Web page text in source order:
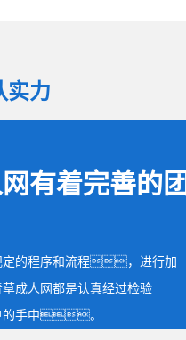
实力
有着完善的团
定的程序和流程，进行加
人网都是认真经过检验
手中。